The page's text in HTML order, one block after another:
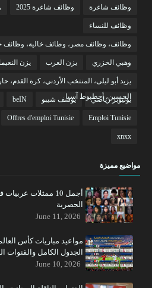
وظائف شاغرة وظائف شاغرة 2025
وظائف للنساء
وظائف، وظائف مصر، وظائف خالية، وظائف
وهبي الخزري يزن العرب يزن
يزيد أبو ليلى، المنتخب الأردني، كرة
الحسين، أخطبوط آسيا
يوتيوبر رياضي يوسف شيبو beIN
Emploi Tunisie
Offres d'emploi Tunisie
xnxx
مواضيع مميزة
الحصرية
June 11, 2026
الجدول الكامل والقنوات
June 10, 2026